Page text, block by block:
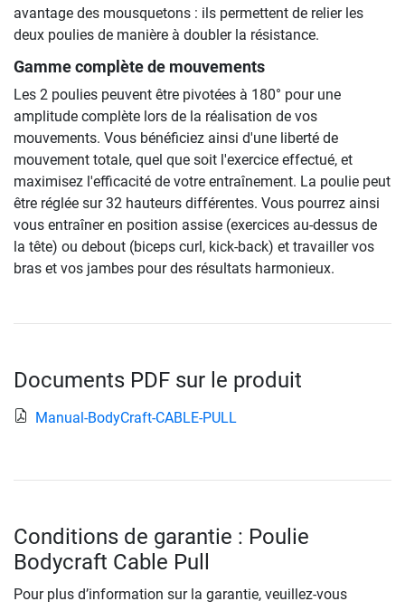
avantage des mousquetons : ils permettent de relier les
deux poulies de manière à doubler la résistance.
Gamme complète de mouvements
Les 2 poulies peuvent être pivotées à 180° pour une
amplitude complète lors de la réalisation de vos
mouvements. Vous bénéficiez ainsi d'une liberté de
mouvement totale, quel que soit l'exercice effectué, et
maximisez l'efficacité de votre entraînement. La poulie peut
être réglée sur 32 hauteurs différentes. Vous pourrez ainsi
vous entraîner en position assise (exercices au-dessus de
la tête) ou debout (biceps curl, kick-back) et travailler vos
bras et vos jambes pour des résultats harmonieux.
Documents PDF sur le produit
Manual-BodyCraft-CABLE-PULL
Conditions de garantie : Poulie
Bodycraft Cable Pull
Pour plus d’information sur la garantie, veuillez-vous